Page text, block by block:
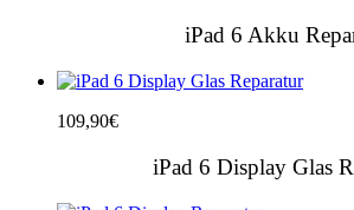
iPad 6 Akku
109,90€
iPad 6 Display Glas